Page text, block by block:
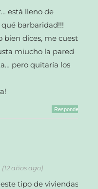
está lleno de
barbaridad!!!
dices, me cuesta
miucho la pared
pero quitaría los
Responder
años ago)
tipo de viviendas